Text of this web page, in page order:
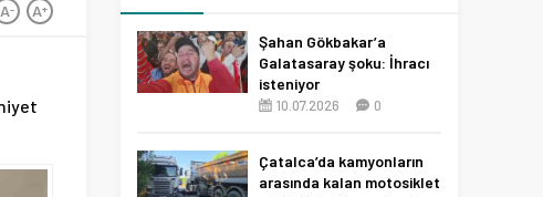
A+
A-
Şahan Gökbakar’a
Galatasaray şoku: İhracı
isteniyor
10.07.2026 0
Çatalca’da kamyonların
arasında kalan motosiklet